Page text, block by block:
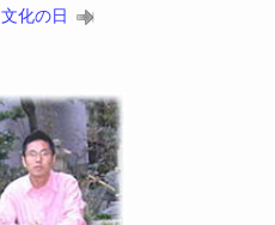
文化の日